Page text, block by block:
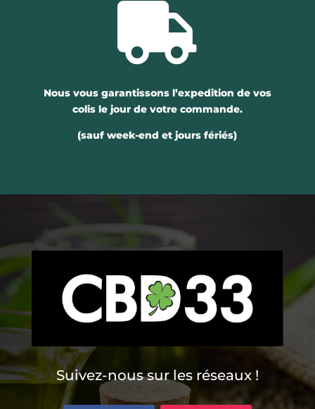

Nous vous garantissons l’expedition de vos
colis le jour de votre commande.
(sauf week-end et jours fériés)
Suivez-nous sur les réseaux !